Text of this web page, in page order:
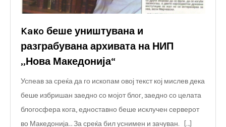
Kaкo беше уништувана и
разграбувана архивата на НИП
„Нова Македонија“
Успеав за среќа да го ископам овој текст кој мислев дека
беше избришан заедно со мојот блог, заедно со целата
блогосфера кога, едноставно беше исклучен серверот
во Македонија… За среќа бил уснимен и зачуван. […]